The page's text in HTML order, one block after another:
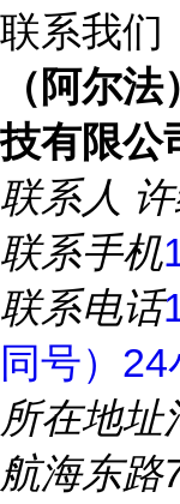
联系我们
（阿尔
技有限公
联系人
联系手机
联系电话
同号）
所在地址
航海东路